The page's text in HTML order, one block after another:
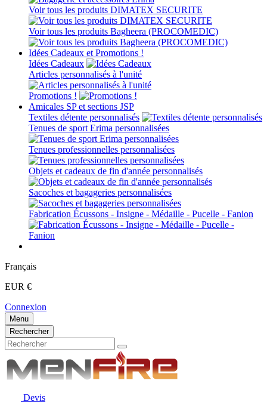
Voir tous les produits DIMATEX SECURITE
Voir tous les produits Bagheera (PROCOMEDIC)
Idées Cadeaux et Promotions !
Idées Cadeaux
Articles personnalisés à l'unité
Promotions !
Amicales SP et sections JSP
Textiles détente personnalisés
Tenues de sport Erima personnalisées
Tenues professionnelles personnalisées
Objets et cadeaux de fin d'année personnalisés
Sacoches et bagageries personnalisées
Fabrication Écussons - Insigne - Médaille - Pucelle - Fanion
Français
EUR €
Connexion
Menu
Rechercher
Devis